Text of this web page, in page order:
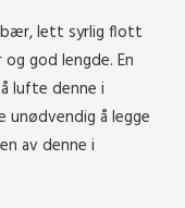
lett syrlig flott
god lengde. En
lufte denne i
unødvendig å legge
av denne i